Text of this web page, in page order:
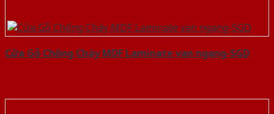
Cửa Gỗ Chống Cháy MDF Laminate van ngang-SGD